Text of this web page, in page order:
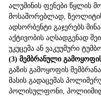
ალუმინის ფენები წყლის
მოსაშორებლად,
ადსორბენტი გაჯერებს
აქტივობის აღსადგენად
უკუცემა ან ვაკუუმური
(3) მემბრანული
გაზის გამოყოფის
მასის გადაცემას
პოლისულფონი,